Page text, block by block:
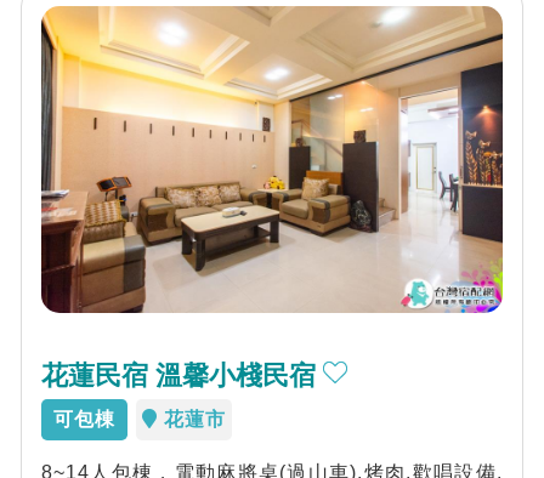
花蓮民宿 溫馨小棧民宿
可包棟 花蓮市
8~14人包棟，電動麻將桌(過山車).烤肉.歡唱設備.